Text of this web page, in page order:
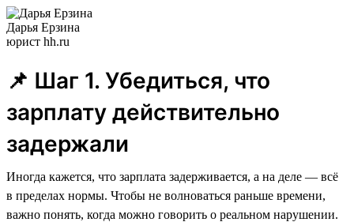
Дарья Ерзина
юрист hh.ru
📌 Шаг 1. Убедиться, что
зарплату действительно
задержали
Иногда кажется, что зарплата задерживается, а на деле — всё
в пределах нормы. Чтобы не волноваться раньше времени,
важно понять, когда можно говорить о реальном нарушении.